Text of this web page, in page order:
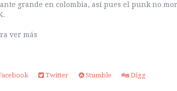
grande en colombia, así pues el punk no
ver más
Twitter Stumble Digg